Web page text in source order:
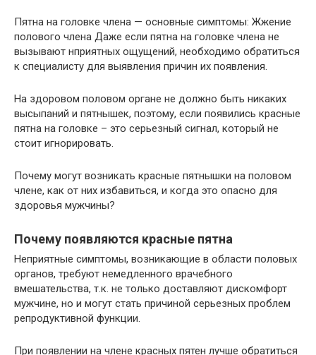
Пятна на головке члена — основные симптомы: Жжение
полового члена Даже если пятна на головке члена не
вызывают нприятных ощущений, необходимо обратиться
к специалисту для выявления причин их появления.
На здоровом половом органе не должно быть никаких
высыпаний и пятнышек, поэтому, если появились красные
пятна на головке – это серьезный сигнал, который не
стоит игнорировать.
Почему могут возникать красные пятнышки на половом
члене, как от них избавиться, и когда это опасно для
здоровья мужчины?
Почему появляются красные пятна
Неприятные симптомы, возникающие в области половых
органов, требуют немедленного врачебного
вмешательства, т.к. не только доставляют дискомфорт
мужчине, но и могут стать причиной серьезных проблем
репродуктивной функции.
При появлении на члене красных пятен лучше обратиться